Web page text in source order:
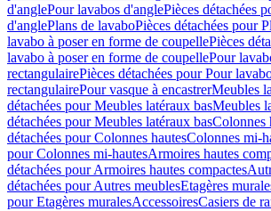
d'anglePour lavabos d'anglePièces détachées
d'anglePlans de lavaboPièces détachées pour
lavabo à poser en forme de coupellePièces
lavabo à poser en forme de coupellePour
rectangulairePièces détachées pour Pour
rectangulairePour vasque à encastrerMeubles
détachées pour Meubles latéraux basMeubles
détachées pour Meubles latéraux basColonnes
détachées pour Colonnes hautesColonnes mi-
pour Colonnes mi-hautesArmoires hautes
détachées pour Armoires hautes compactes
détachées pour Autres meublesEtagères
pour Etagères muralesAccessoiresCasiers de